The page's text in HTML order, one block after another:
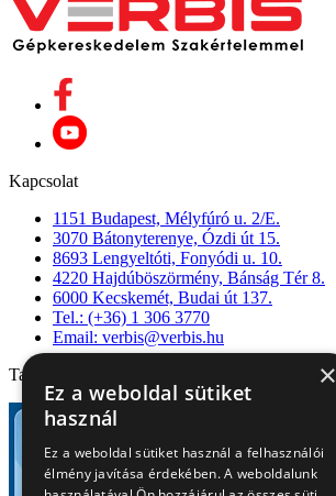
Kapcsolat
1151 Budapest, Mélyfúró u. 2/E.
3070 Bátonyterenye, Ózdi út 15.
8693 Lengyeltóti, Fonyódi u. 10.
4220 Hajdúböszörmény, Bánság Tér 8.
6000 Kecskemét, Budai út 137.
Tel.: (+36) 1 306 3770
Email: verbis@verbis.hu
Tanúsítványaink
×
Ez a weboldal sütiket
használ
Ez a weboldal sütiket használ a felhasználói
élmény javítása érdekében. A weboldalunk